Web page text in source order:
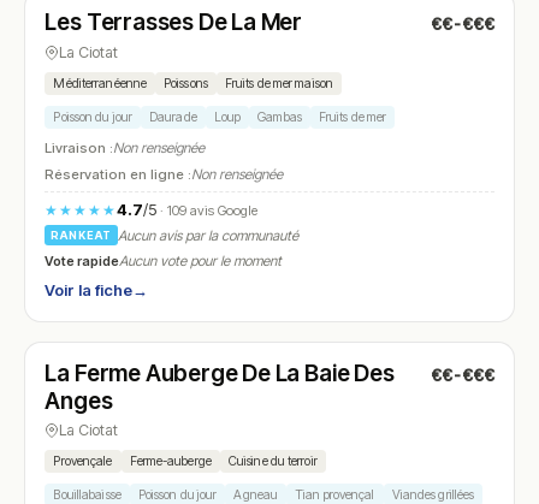
N° 24
Les Terrasses De La Mer €€-€€€
La Ciotat
Méditerranéenne Poissons Fruits de mer maison
Poisson du jour Daurade Loup Gambas Fruits de mer
Livraison :Non renseignée
Réservation en ligne :Non renseignée
★★★★★4.7/5· 109 avis Google
RANKEAT
Aucun avis par la communauté
Vote rapideAucun vote pour le moment
Voir la fiche→
N° 25
La Ferme Auberge De La Baie Des
Anges
€€-€€€
La Ciotat
Provençale Ferme-auberge Cuisine du terroir
Bouillabaisse Poisson du jour Agneau Tian provençal Viandes grillées